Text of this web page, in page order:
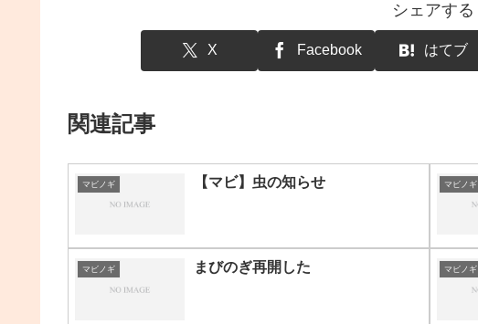
シェアする
X Facebook はてブ
関連記事
マビノギ 【マビ】虫の知らせ マビノギ
マビノギ まびのぎ再開した マビノギ